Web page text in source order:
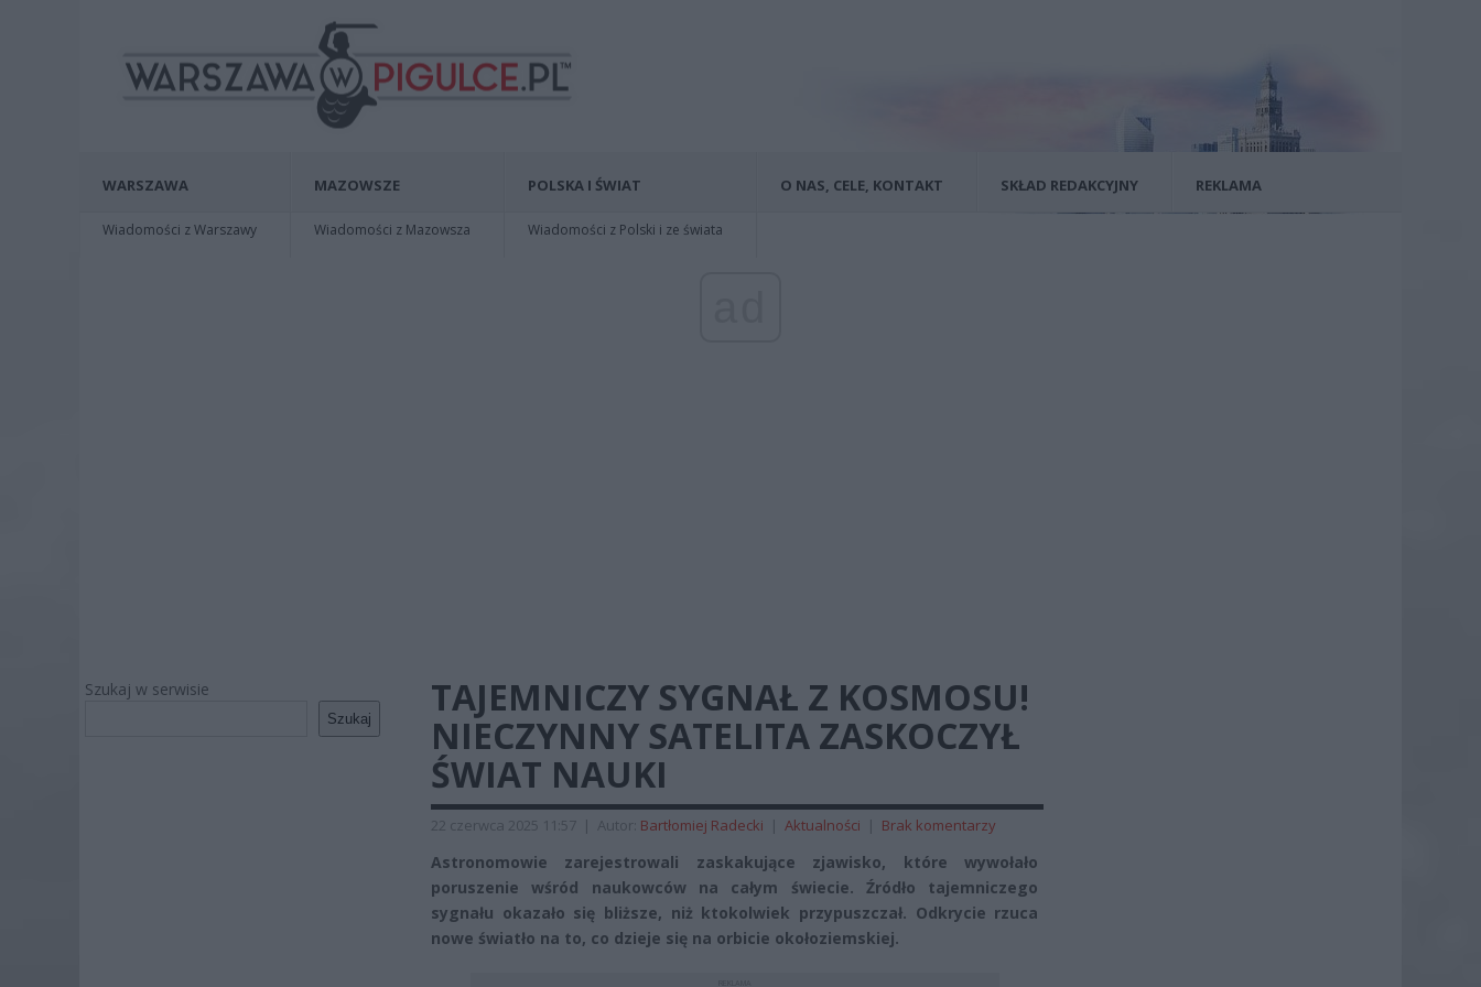
WARSZAWA
Wiadomości z Warszawy
MAZOWSZE
Wiadomości z Mazowsza
POLSKA I ŚWIAT
Wiadomości z Polski i ze świata
O NAS, CELE, KONTAKT SKŁAD REDAKCYJNY REKLAMA
Szukaj w serwisie
Szukaj
TAJEMNICZY SYGNAŁ Z KOSMOSU!
NIECZYNNY SATELITA ZASKOCZYŁ
ŚWIAT NAUKI
22 czerwca 2025 11:57 | Autor: Bartłomiej Radecki | Aktualności | Brak komentarzy
Astronomowie zarejestrowali zaskakujące zjawisko, które wywołało
poruszenie wśród naukowców na całym świecie. Źródło tajemniczego
sygnału okazało się bliższe, niż ktokolwiek przypuszczał. Odkrycie rzuca
nowe światło na to, co dzieje się na orbicie okołoziemskiej.